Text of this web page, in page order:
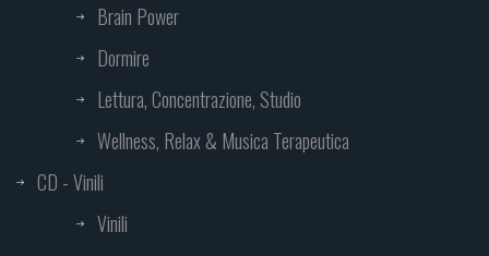
Brain Power
Dormire
Lettura, Concentrazione, Studio
Wellness, Relax & Musica Terapeutica
CD - Vinili
Vinili